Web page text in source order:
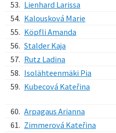
53. Lienhard Larissa
54. Kalousková Marie
55. Köpfli Amanda
56. Stalder Kaja
57. Rutz Ladina
58. Isolähteenmäki Pia
59. Kubecová Kateřina
60. Arpagaus Arianna
61. Zimmerová Kateřina